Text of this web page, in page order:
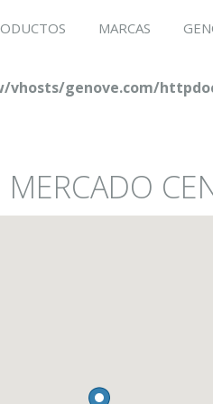
MARCAS
vhosts/genove.com/